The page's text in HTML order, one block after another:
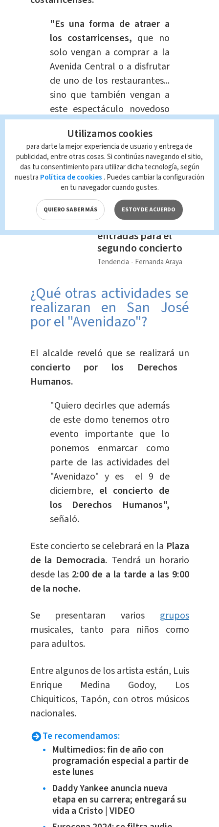
"Es una forma de atraer a
los costarricenses, que no
solo vengan a comprar a la
Avenida Central o a disfrutar
de uno de los restaurantes...
sino que también vengan a
este espectáculo novedoso
que está presentando la
Municipalidad de San José",
detalló del diputado Araya.
Te Recomendamos
Karol G en Costa
Rica: Conozca
cuándo puede
comprar las
entradas para el
segundo concierto
Tendencia Fernanda Araya
¿Qué otras actividades se
realizaran en San José
por el "Avenidazo"?
El alcalde reveló que se realizará un
concierto por los Derechos
Humanos.
"Quiero decirles que además
de este domo tenemos otro
evento importante que lo
ponemos enmarcar como
parte de las actividades del
"Avenidazo" y es el 9 de
diciembre, el concierto de
los Derechos Humanos",
señaló.
Este concierto se celebrará en la Plaza
de la Democracia. Tendrá un horario
desde las 2:00 de a la tarde a las 9:00
de la noche.
Se presentaran varios grupos
musicales, tanto para niños como
para adultos.
Entre algunos de los artista están, Luis
Enrique Medina Godoy, Los
Chiquiticos, Tapón, con otros músicos
nacionales.
Te recomendamos:
Multimedios: fin de año con
programación especial a partir de
este lunes
Daddy Yankee anuncia nueva
etapa en su carrera; entregará su
vida a Cristo | VIDEO
Utilizamos cookies
para darte la mejor experiencia de usuario y entrega de
publicidad, entre otras cosas. Si continúas navegando el sitio,
das tu consentimiento para utilizar dicha tecnología, según
nuestra Política de cookies . Puedes cambiar la configuración
en tu navegador cuando gustes.
QUIERO SABER MÁS ESTOY DE ACUERDO